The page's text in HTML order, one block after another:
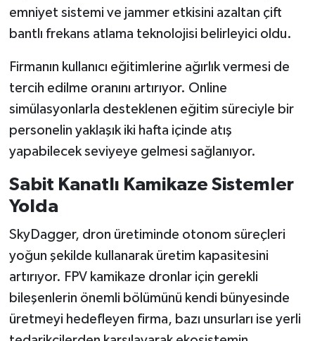
emniyet sistemi ve jammer etkisini azaltan çift
bantlı frekans atlama teknolojisi belirleyici oldu.
Firmanın kullanıcı eğitimlerine ağırlık vermesi de
tercih edilme oranını artırıyor. Online
simülasyonlarla desteklenen eğitim süreciyle bir
personelin yaklaşık iki hafta içinde atış
yapabilecek seviyeye gelmesi sağlanıyor.
Sabit Kanatlı Kamikaze Sistemler
Yolda
SkyDagger, dron üretiminde otonom süreçleri
yoğun şekilde kullanarak üretim kapasitesini
artırıyor. FPV kamikaze dronlar için gerekli
bileşenlerin önemli bölümünü kendi bünyesinde
üretmeyi hedefleyen firma, bazı unsurları ise yerli